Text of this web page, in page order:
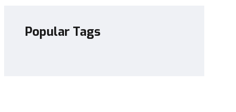
Popular Tags